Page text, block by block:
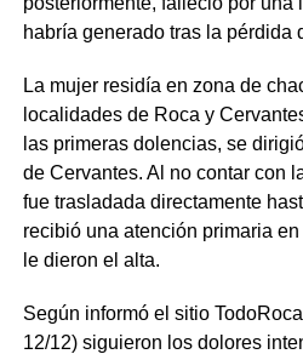
habría generado tras la pérdida
La mujer residía en zona de
localidades de Roca y
las primeras dolencias, se
de Cervantes. Al no contar con
fue trasladada directamente
recibió una atención primaria
le dieron el alta.
Según informó el sitio
12/12) siguieron los dolores